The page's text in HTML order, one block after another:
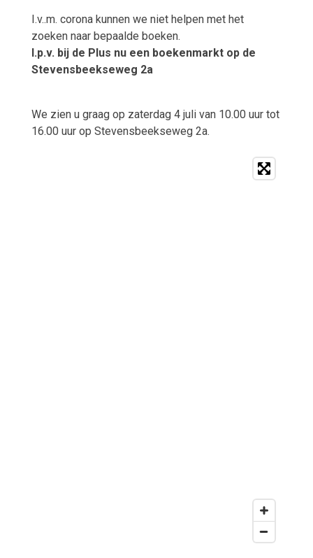
I.v..m. corona kunnen we niet helpen met het
zoeken naar bepaalde boeken.
I.p.v. bij de Plus nu een boekenmarkt op de
Stevensbeekseweg 2a
We zien u graag op zaterdag 4 juli van 10.00 uur tot
16.00 uur op Stevensbeekseweg 2a.